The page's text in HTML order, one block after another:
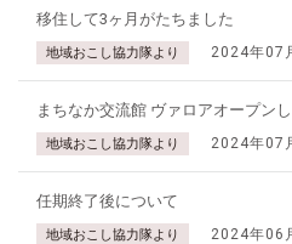
移住して3ヶ月がたちました
地域おこし協力隊より 2024年07
まちなか交流館 ヴァロアオープンし
地域おこし協力隊より 2024年07
任期終了後について
地域おこし協力隊より 2024年06